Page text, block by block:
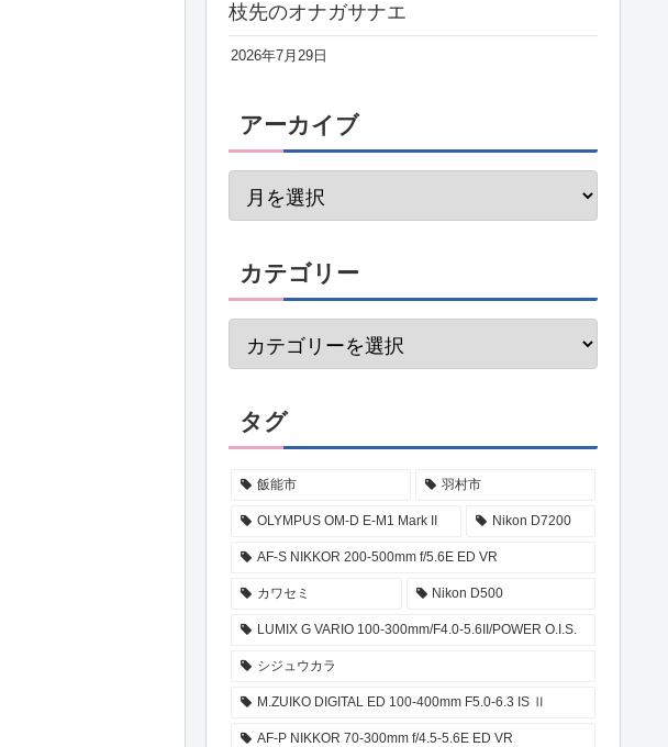
枝先のオナガサナエ
2026年7月29日
アーカイブ
カテゴリー
タグ
飯能市 羽村市
OLYMPUS OM-D E-M1 Mark II Nikon D7200
AF-S NIKKOR 200-500mm f/5.6E ED VR
カワセミ Nikon D500
LUMIX G VARIO 100-300mm/F4.0-5.6II/POWER O.I.S.
シジュウカラ
M.ZUIKO DIGITAL ED 100-400mm F5.0-6.3 IS Ⅱ
AF-P NIKKOR 70-300mm f/4.5-5.6E ED VR